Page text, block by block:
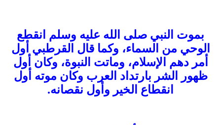
بموت النبي صلى الله عليه وسلم انقطع
الوحي من السماء، وكما قال القرطبي أول
أمر دهم الإسلام، وماتت النبوة، وكان أول
ظهور الشر بارتداد العرب وكان موته أول
انقطاع الخير وأول نقصانه.